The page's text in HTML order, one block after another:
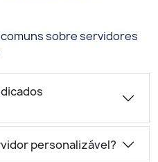
sobre servidores
personalizável?